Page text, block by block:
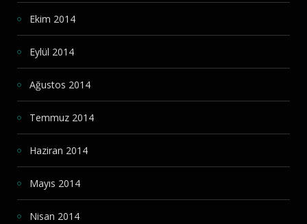
Ekim 2014
Eylül 2014
Ağustos 2014
Temmuz 2014
Haziran 2014
Mayıs 2014
Nisan 2014